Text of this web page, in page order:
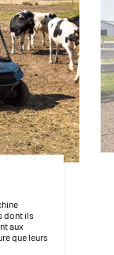
dont ils
aux
que leurs